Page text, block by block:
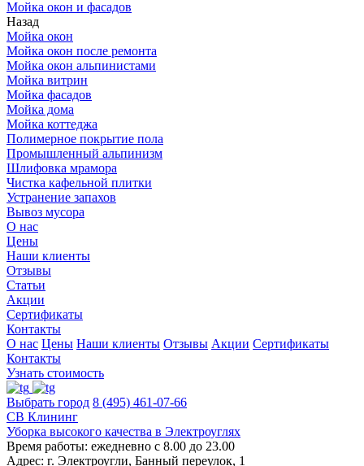
Мойка окон и фасадов
Назад
Мойка окон
Мойка окон после ремонта
Мойка окон альпинистами
Мойка витрин
Мойка фасадов
Мойка дома
Мойка коттеджа
Полимерное покрытие пола
Промышленный альпинизм
Шлифовка мрамора
Чистка кафельной плитки
Устранение запахов
Вывоз мусора
О нас
Цены
Наши клиенты
Отзывы
Статьи
Акции
Сертификаты
Контакты
О нас Цены Наши клиенты Отзывы Акции Сертификаты
Контакты
Узнать стоимость
Выбрать город 8 (495) 461-07-66
СВ Клининг
Уборка высокого качества в Электроуглях
Время работы: ежедневно с 8.00 до 23.00
Адрес: г. Электроугли, Банный переулок, 1